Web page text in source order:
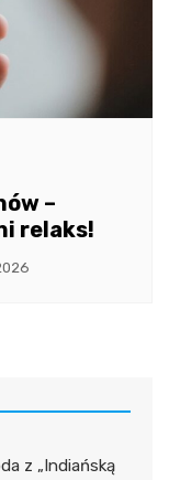
–
relaks!
z „Indiańską